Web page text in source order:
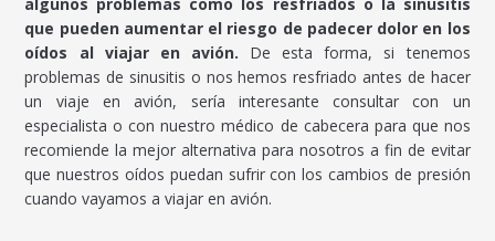
que pueden aumentar el riesgo de padecer dolor en los
oídos al viajar en avión. De esta forma, si tenemos
problemas de sinusitis o nos hemos resfriado antes de hacer
un viaje en avión, sería interesante consultar con un
especialista o con nuestro médico de cabecera para que nos
recomiende la mejor alternativa para nosotros a fin de evitar
que nuestros oídos puedan sufrir con los cambios de presión
cuando vayamos a viajar en avión.